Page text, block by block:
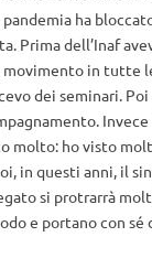
ha
Prima dell’Inaf
in tutte
dei seminari.
ho visto
in questi anni, il
si protrarrà
e portano con